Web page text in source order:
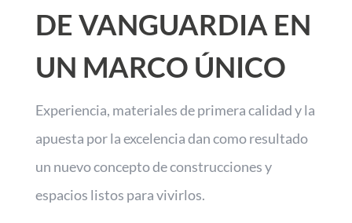
DE VANGUARDIA EN
UN MARCO ÚNICO
Experiencia, materiales de primera calidad y la
apuesta por la excelencia dan como resultado
un nuevo concepto de construcciones y
espacios listos para vivirlos.